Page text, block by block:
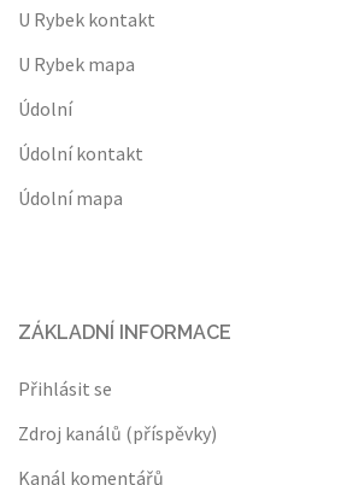
U Rybek kontakt
U Rybek mapa
Údolní
Údolní kontakt
Údolní mapa
ZÁKLADNÍ INFORMACE
Přihlásit se
Zdroj kanálů (příspěvky)
Kanál komentářů